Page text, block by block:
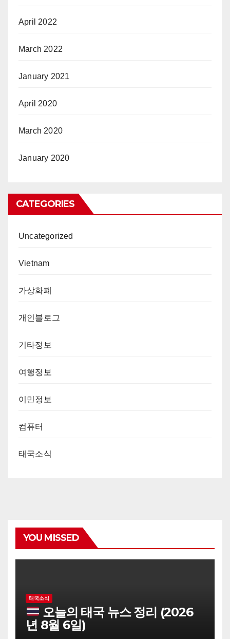
April 2022
March 2022
January 2021
April 2020
March 2020
January 2020
CATEGORIES
Uncategorized
Vietnam
가상화폐
개인블로그
기타정보
여행정보
이민정보
컴퓨터
태국소식
YOU MISSED
태국소식
오늘의 태국 뉴스 정리 (2026
년 8월 6일)